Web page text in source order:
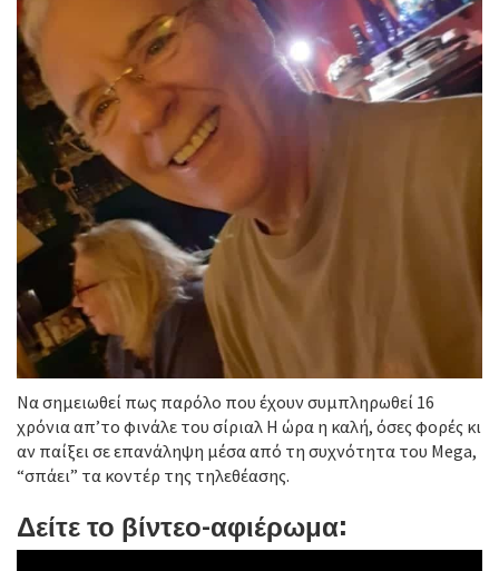
Να σημειωθεί πως παρόλο που έχουν συμπληρωθεί 16
χρόνια απ’το φινάλε του σίριαλ Η ώρα η καλή, όσες φορές κι
αν παίξει σε επανάληψη μέσα από τη συχνότητα του Mega,
“σπάει” τα κοντέρ της τηλεθέασης.
Δείτε το βίντεο-αφιέρωμα: